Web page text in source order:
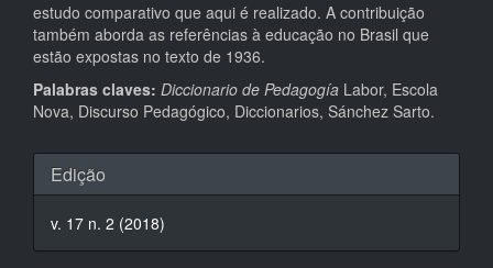
estudo comparativo que aqui é realizado. A contribuição
também aborda as referências à educação no Brasil que
estão expostas no texto de 1936.
Palabras claves: Diccionario de Pedagogía Labor, Escola
Nova, Discurso Pedagógico, Diccionarios, Sánchez Sarto.
Detalhes
do
artigo
Edição
v. 17 n. 2 (2018)